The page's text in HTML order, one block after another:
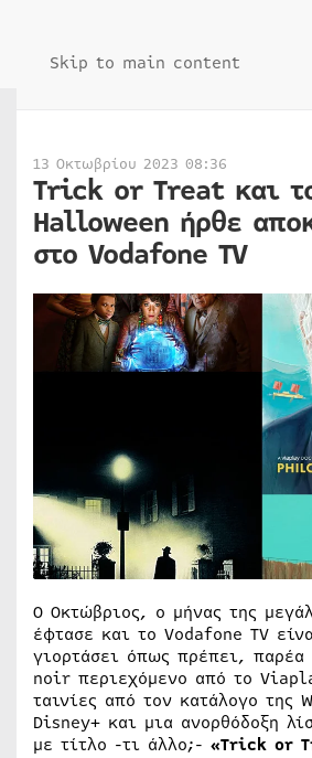
Skip to main content
13 Οκτωβρίου 2023 08:36
Trick or Treat και
Halloween ήρθε
στο Vodafone TV
Ο Οκτώβριος, ο μήνας της
έφτασε και το Vodafone TV
γιορτάσει όπως πρέπει, παρέα
noir περιεχόμενο από το
ταινίες από τον κατάλογο της
Disney+ και μια ανορθόδοξη
με τίτλο -τι άλλο;- «Trick or